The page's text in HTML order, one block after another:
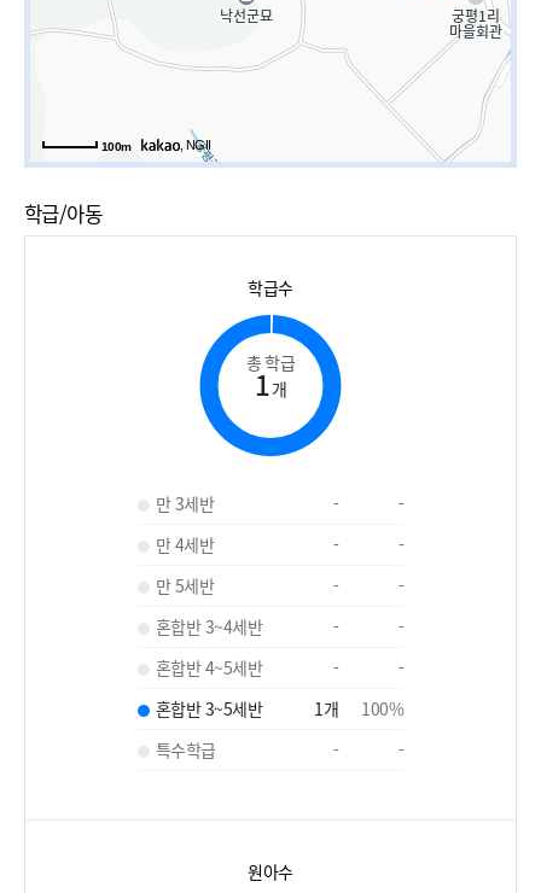
100m , NGII
학급/아동
학급수
총 학급
1개
만 3세반 -
-
만 4세반
-
-
만 5세반
-
-
혼합반 3~4세반
-
-
혼합반 4~5세반
-
-
혼합반 3~5세반
1개 100%
특수학급
- -
원아수